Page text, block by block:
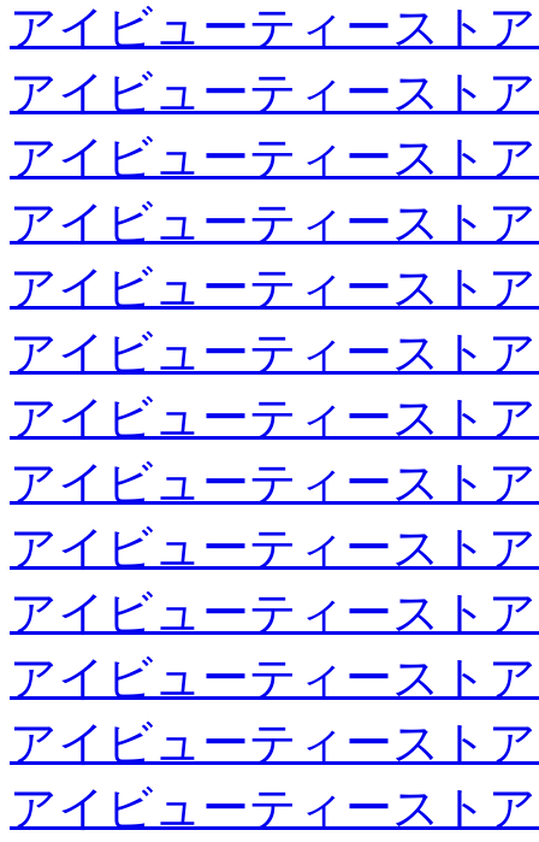
アイビューティースト
アイビューティースト
アイビューティースト
アイビューティースト
アイビューティースト
アイビューティースト
アイビューティースト
アイビューティースト
アイビューティースト
アイビューティースト
アイビューティースト
アイビューティースト
アイビューティースト